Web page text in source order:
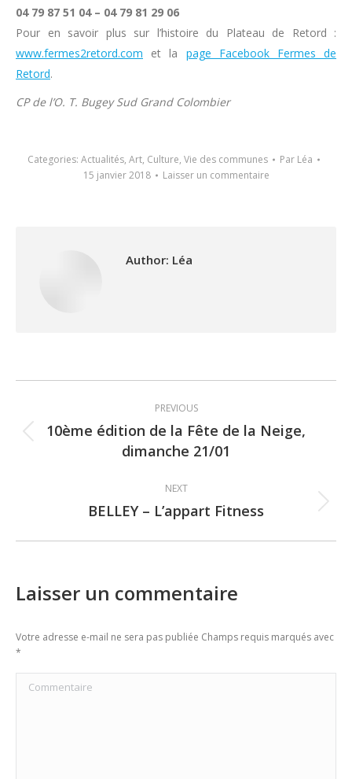
04 79 87 51 04 – 04 79 81 29 06
Pour en savoir plus sur l’histoire du Plateau de Retord :
www.fermes2retord.com et la page Facebook Fermes de
Retord.
CP de l’O. T. Bugey Sud Grand Colombier
Categories: Actualités, Art, Culture, Vie des communes Par Léa
15 janvier 2018
Laisser un commentaire
Author: Léa
navigation
PREVIOUS
Previous
post:
10ème édition de la Fête de la Neige,
dimanche 21/01
NEXT
Next
BELLEY – L’appart Fitness
Laisser un commentaire
Votre adresse e-mail ne sera pas publiée Champs requis marqués avec
*
Commentaire